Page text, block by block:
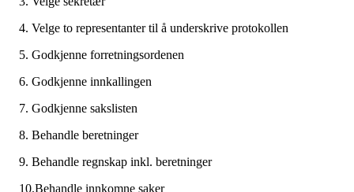
4. Velge to representanter til å underskrive protokollen
5. Godkjenne forretningsordenen
6. Godkjenne innkallingen
7. Godkjenne sakslisten
8. Behandle beretninger
9. Behandle regnskap inkl. beretninger
10.Behandle innkomne saker